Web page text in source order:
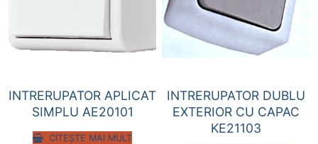
INTRERUPATOR APLICAT
SIMPLU AE20101
CITEȘTE MAI MULT
INTRERUPATOR DUBLU
EXTERIOR CU CAPAC
KE21103